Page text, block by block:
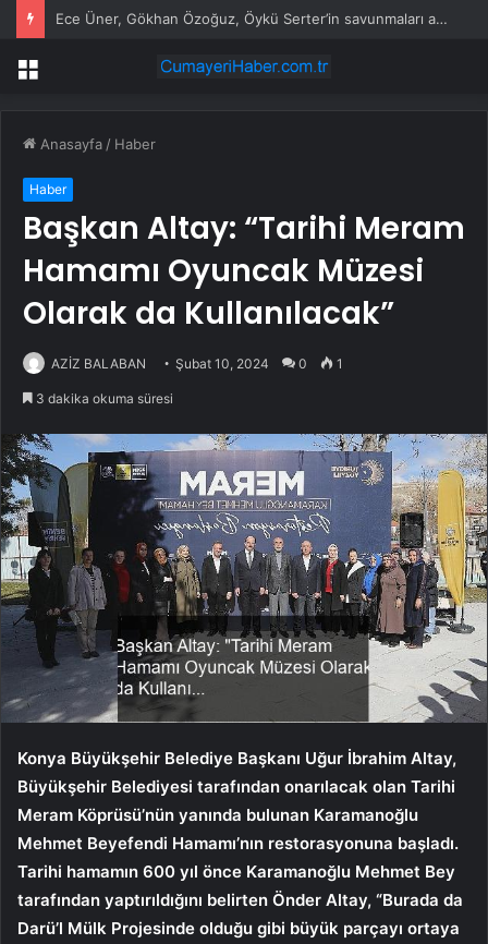
Ece Üner, Gökhan Özoğuz, Öykü Serter’in savunmaları aynı
Menü
Anasayfa / Haber
Haber
Başkan Altay: “Tarihi Meram
Hamamı Oyuncak Müzesi
Olarak da Kullanılacak”
AZİZ BALABAN Şubat 10, 2024 0 1
3 dakika okuma süresi
Konya Büyükşehir Belediye Başkanı Uğur İbrahim Altay,
Büyükşehir Belediyesi tarafından onarılacak olan Tarihi
Meram Köprüsü’nün yanında bulunan Karamanoğlu
Mehmet Beyefendi Hamamı’nın restorasyonuna başladı.
Tarihi hamamın 600 yıl önce Karamanoğlu Mehmet Bey
tarafından yaptırıldığını belirten Önder Altay, “Burada da
Darü’l Mülk Projesinde olduğu gibi büyük parçayı ortaya